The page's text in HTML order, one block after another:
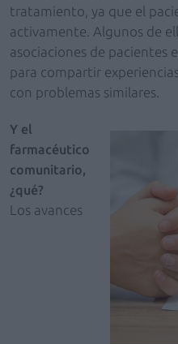
tratamiento, ya que el
activamente. Algunos de
asociaciones de pacientes
para compartir
con problemas similares.
Y el
farmacéutico
comunitario,
¿qué?
Los avances